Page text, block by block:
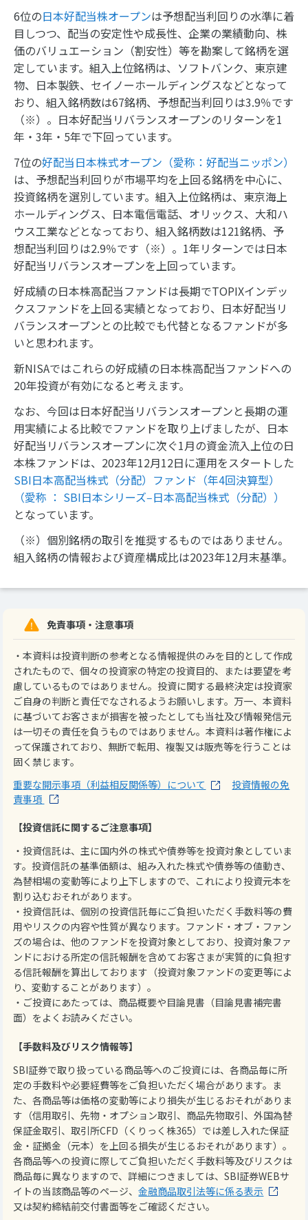
6位の日本好配当株オープンは予想配当利回りの水準に着
目しつつ、配当の安定性や成長性、企業の業績動向、株
価のバリュエーション（割安性）等を勘案して銘柄を選
定しています。組入上位銘柄は、ソフトバンク、東京建
物、日本製鉄、セイノーホールディングスなどとなって
おり、組入銘柄数は67銘柄、予想配当利回りは3.9％です
（※）。日本好配当リバランスオープンのリターンを1
年・3年・5年で下回っています。
7位の好配当日本株式オープン（愛称：好配当ニッポン）
は、予想配当利回りが市場平均を上回る銘柄を中心に、
投資銘柄を選別しています。組入上位銘柄は、東京海上
ホールディングス、日本電信電話、オリックス、大和ハ
ウス工業などとなっており、組入銘柄数は121銘柄、予
想配当利回りは2.9％です（※）。1年リターンでは日本
好配当リバランスオープンを上回っています。
好成績の日本株高配当ファンドは長期でTOPIXインデッ
クスファンドを上回る実績となっており、日本好配当リ
バランスオープンとの比較でも代替となるファンドが多
いと思われます。
新NISAではこれらの好成績の日本株高配当ファンドへの
20年投資が有効になると考えます。
なお、今回は日本好配当リバランスオープンと長期の運
用実績による比較でファンドを取り上げましたが、日本
好配当リバランスオープンに次ぐ1月の資金流入上位の日
本株ファンドは、2023年12月12日に運用をスタートした
SBI日本高配当株式（分配）ファンド（年4回決算型）
（愛称 ： SBI日本シリーズ‒日本高配当株式（分配））
となっています。
（※）個別銘柄の取引を推奨するものではありません。
組入銘柄の情報および資産構成比は2023年12月末基準。
免責事項・注意事項
・本資料は投資判断の参考となる情報提供のみを目的として作成
されたもので、個々の投資家の特定の投資目的、または要望を考
慮しているものではありません。投資に関する最終決定は投資家
ご自身の判断と責任でなされるようお願いします。万一、本資料
に基づいてお客さまが損害を被ったとしても当社及び情報発信元
は一切その責任を負うものではありません。本資料は著作権によ
って保護されており、無断で転用、複製又は販売等を行うことは
固く禁じます。
重要な開示事項（利益相反関係等）について
投資情報の免
責事項
【投資信託に関するご注意事項】
・投資信託は、主に国内外の株式や債券等を投資対象としていま
す。投資信託の基準価額は、組み入れた株式や債券等の値動き、
為替相場の変動等により上下しますので、これにより投資元本を
割り込むおそれがあります。
・投資信託は、個別の投資信託毎にご負担いただく手数料等の費
用やリスクの内容や性質が異なります。ファンド・オブ・ファン
ズの場合は、他のファンドを投資対象としており、投資対象ファ
ンドにおける所定の信託報酬を含めてお客さまが実質的に負担す
る信託報酬を算出しております（投資対象ファンドの変更等によ
り、変動することがあります）。
・ご投資にあたっては、商品概要や目論見書（目論見書補完書
面）をよくお読みください。
【手数料及びリスク情報等】
SBI証券で取り扱っている商品等へのご投資には、各商品毎に所
定の手数料や必要経費等をご負担いただく場合があります。ま
た、各商品等は価格の変動等により損失が生じるおそれがありま
す（信用取引、先物・オプション取引、商品先物取引、外国為替
保証金取引、取引所CFD（くりっく株365）では差し入れた保証
金・証拠金（元本）を上回る損失が生じるおそれがあります）。
各商品等への投資に際してご負担いただく手数料等及びリスクは
商品毎に異なりますので、詳細につきましては、SBI証券WEBサ
イトの当該商品等のページ、金融商品取引法等に係る表示
又は契約締結前交付書面等をご確認ください。